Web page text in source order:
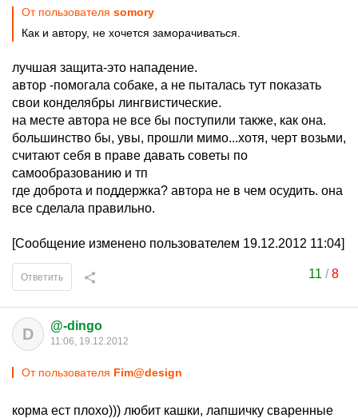
От пользователя somory
Как и автору, не хочется заморачиваться.
лучшая защита-это нападение.
автор -помогала собаке, а не пыталась тут показать
свои конделябры лингвистические.
на месте автора не все бы поступили также, как она.
большинство бы, увы, прошли мимо...хотя, черт возьми,
считают себя в праве давать советы по
самообразованию и тп
где доброта и поддержка? автора не в чем осудить. она
все сделала правильно.
[Сообщение изменено пользователем 19.12.2012 11:04]
11 /8
Ответить
D @-dingo
11:06, 19.12.2012
От пользователя Fim@design
корма ест плохо))) любит кашки, лапшичку сваренные